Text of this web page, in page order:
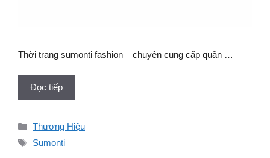
Thời trang sumonti fashion – chuyên cung cấp quần …
Đọc tiếp
Danh
mục
Thương Hiệu
Thẻ
Sumonti